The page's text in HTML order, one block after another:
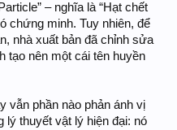
– nghĩa là “Hạt chết
chứng minh. Tuy nhiên, để
nhà xuất bản đã chỉnh sửa
tạo nên một cái tên huyền
vẫn phần nào phản ánh vị
lý thuyết vật lý hiện đại: nó